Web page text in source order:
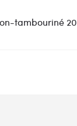
tambouriné